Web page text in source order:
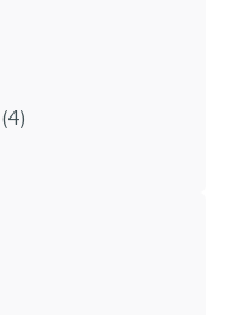
(4)